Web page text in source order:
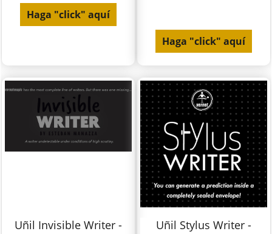
Haga "click" aquí
Haga "click" aquí
Uñil Invisible Writer -
Uñil Stylus Writer -